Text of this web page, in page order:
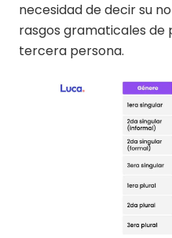
necesidad de decir su
rasgos gramaticales de
tercera persona.